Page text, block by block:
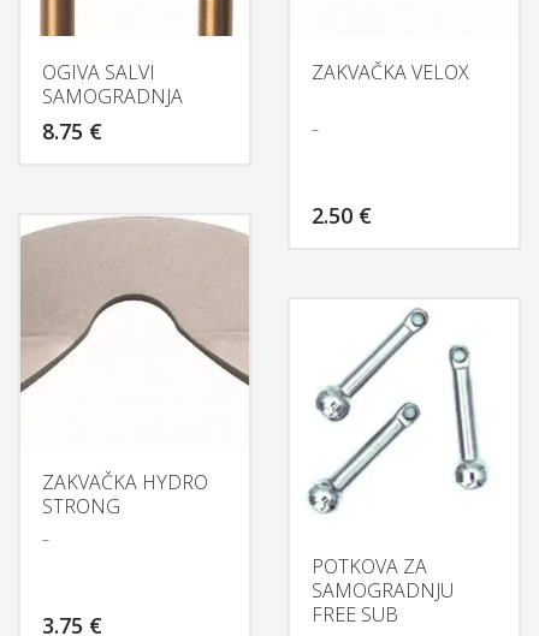
OGIVA SALVI
SAMOGRADNJA
8.75 €
ZAKVAČKA VELOX
–
2.50 €
ZAKVAČKA HYDRO
STRONG
–
3.75 €
POTKOVA ZA
SAMOGRADNJU
FREE SUB